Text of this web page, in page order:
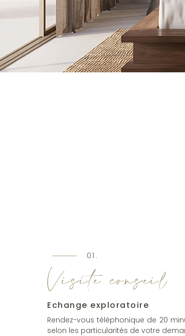
01.
Visite conseil
Echange exploratoire
Rendez-vous téléphonique de 20
selon les particularités de votre